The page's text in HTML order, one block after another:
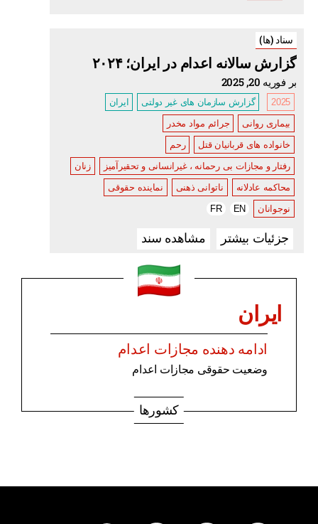
سناد (ها)
گزارش سالانه اعدام در ایران؛ ۲۰۲۴
بر فوریه 20, 2025
2025 گزارش سازمان های غیر دولتی
ایران
بیماری روانی
جرائم مواد مخدر
خانواده های قربانیان قتل
رحم
رفتار و مجازات بی رحمانه ، غیرانسانی و تحقیرآمیز
زنان
محاکمه عادلانه
ناتوانی ذهنی
نماینده حقوقی
نوجوانان
EN
FR
جزئیات بیشتر مشاهده سند
ایران
ادامه دهنده مجازات اعدام
وضعیت حقوقی مجازات اعدام
کشورها